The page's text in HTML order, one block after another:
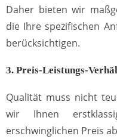
Daher bieten wir
die Ihre spezifischen
berücksichtigen.
3. Preis-Leistungs-
Qualität muss nicht
wir Ihnen
erschwinglichen Preis ab